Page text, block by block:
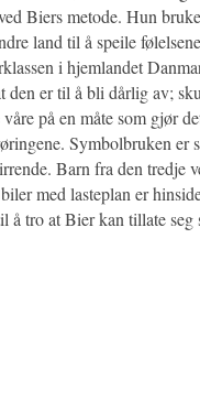
Biers metode. Hun
land til å speile
i hjemlandet
den er til å bli dårlig av;
på en måte som gjør
Symbolbruken er
Barn fra den tredje
med lasteplan er
å tro at Bier kan tillate seg